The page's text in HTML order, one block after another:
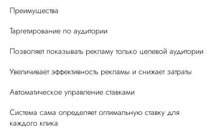
Преимущества
Таргетирование по аудитории
Позволяет показывать рекламу только целевой аудитории
Увеличивает эффективность рекламы и снижает затраты
Автоматическое управление ставками
Система сама определяет оптимальную ставку для
каждого клика